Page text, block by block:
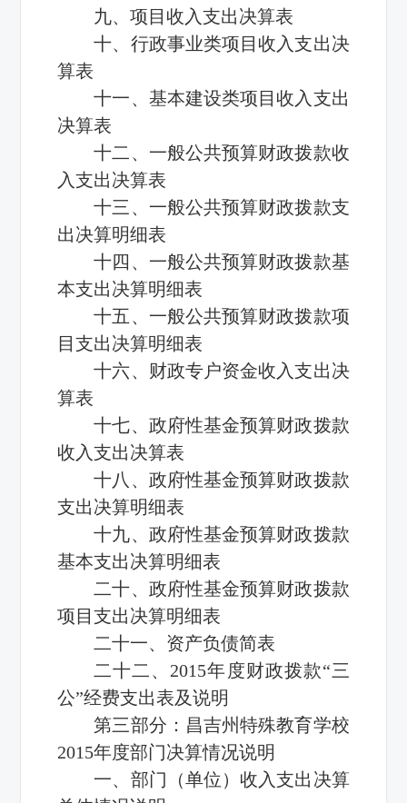
九、项目收入支出决算表
十、行政事业类项目收入支出决
算表
十一、基本建设类项目收入支出
决算表
十二、一般公共预算财政拨款收
入支出决算表
十三、一般公共预算财政拨款支
出决算明细表
十四、一般公共预算财政拨款基
本支出决算明细表
十五、一般公共预算财政拨款项
目支出决算明细表
十六、财政专户资金收入支出决
算表
十七、政府性基金预算财政拨款
收入支出决算表
十八、政府性基金预算财政拨款
支出决算明细表
十九、政府性基金预算财政拨款
基本支出决算明细表
二十、政府性基金预算财政拨款
项目支出决算明细表
二十一、资产负债简表
二十二、2015年度财政拨款“三
公”经费支出表及说明
第三部分：昌吉州特殊教育学校
2015年度部门决算情况说明
一、部门（单位）收入支出决算